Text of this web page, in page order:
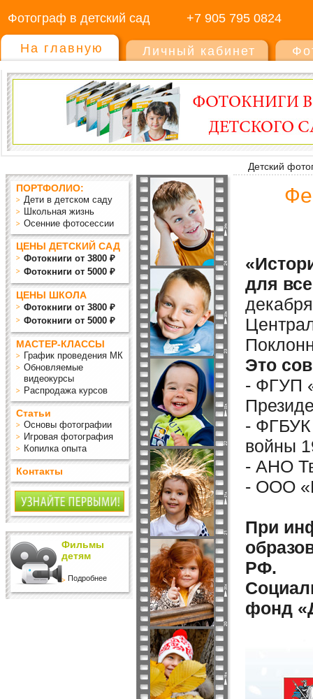
Фотограф в детский сад +7 905 795 0824
На главную Личный кабинет
Детский
ПОРТФОЛИО:
Дети в детском саду
Школьная жизнь
Осенние фотосессии
ЦЕНЫ ДЕТСКИЙ САД
Фотокниги от 3800 ₽
Фотокниги от 5000 ₽
ЦЕНЫ ШКОЛА
Фотокниги от 3800 ₽
Фотокниги от 5000 ₽
МАСТЕР-КЛАССЫ
График проведения МК
Обновляемые
видеокурсы
Распродажа курсов
Статьи
Основы фотографии
Игровая фотография
Копилка опыта
Контакты
Фильмы
детям
Подробнее
для
Это
- ФГУП
- ФГБУК
войны
- АНО
- ООО
При
РФ.
фонд